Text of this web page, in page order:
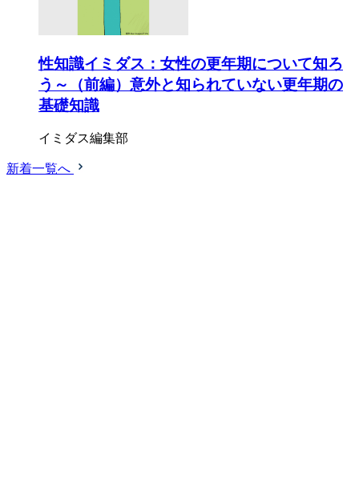
性知識イミダス：女性の更年期について知ろ
う～（前編）意外と知られていない更年期の
基礎知識
イミダス編集部
新着一覧へ